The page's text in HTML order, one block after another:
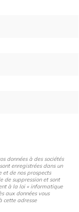
données à des sociétés
enregistrées dans un
et de nos prospects
de suppression et sont
à la loi « informatique
aux données vous
cette adresse